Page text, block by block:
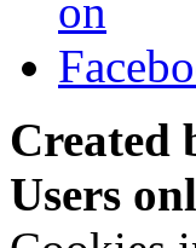
Created
Users